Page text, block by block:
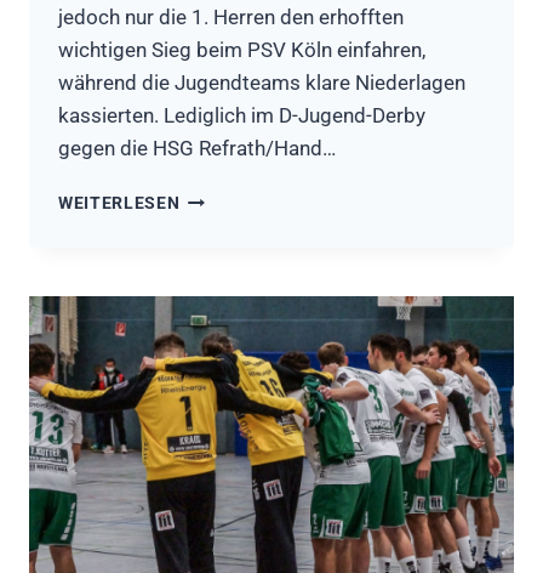
jedoch nur die 1. Herren den erhofften
wichtigen Sieg beim PSV Köln einfahren,
während die Jugendteams klare Niederlagen
kassierten. Lediglich im D-Jugend-Derby
gegen die HSG Refrath/Hand…
WEITERLESEN WICHTIGER
UND
KLARE
NIEDERLAGEN